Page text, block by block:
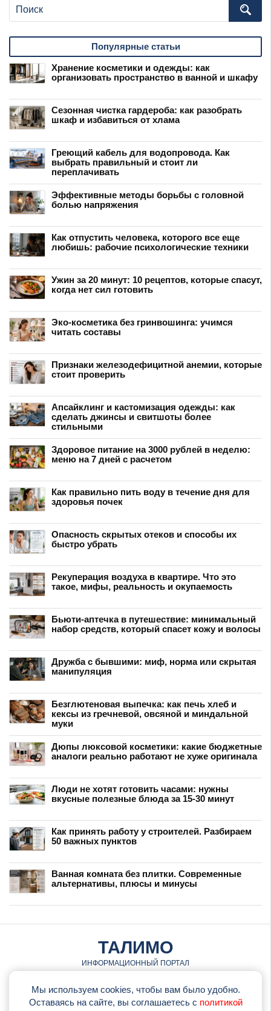
Популярные статьи
Хранение косметики и одежды: как
организовать пространство в ванной и шкафу
Сезонная чистка гардероба: как разобрать
шкаф и избавиться от хлама
Греющий кабель для водопровода. Как
выбрать правильный и стоит ли
переплачивать
Эффективные методы борьбы с головной
болью напряжения
Как отпустить человека, которого все еще
любишь: рабочие психологические техники
Ужин за 20 минут: 10 рецептов, которые спасут,
когда нет сил готовить
Эко-косметика без гринвошинга: учимся
читать составы
Признаки железодефицитной анемии, которые
стоит проверить
Апсайклинг и кастомизация одежды: как
сделать джинсы и свитшоты более
стильными
Здоровое питание на 3000 рублей в неделю:
меню на 7 дней с расчетом
Как правильно пить воду в течение дня для
здоровья почек
Опасность скрытых отеков и способы их
быстро убрать
Рекуперация воздуха в квартире. Что это
такое, мифы, реальность и окупаемость
Бьюти-аптечка в путешествие: минимальный
набор средств, который спасет кожу и волосы
Дружба с бывшими: миф, норма или скрытая
манипуляция
Безглютеновая выпечка: как печь хлеб и
кексы из гречневой, овсяной и миндальной
муки
Дюпы люксовой косметики: какие бюджетные
аналоги реально работают не хуже оригинала
Люди не хотят готовить часами: нужны
вкусные полезные блюда за 15-30 минут
Как принять работу у строителей. Разбираем
50 важных пунктов
Ванная комната без плитки. Современные
альтернативы, плюсы и минусы
ТАЛИМО
ИНФОРМАЦИОННЫЙ ПОРТАЛ
Обратная связь
Мы используем cookies, чтобы вам было удобно.
Оставаясь на сайте, вы соглашаетесь с политикой